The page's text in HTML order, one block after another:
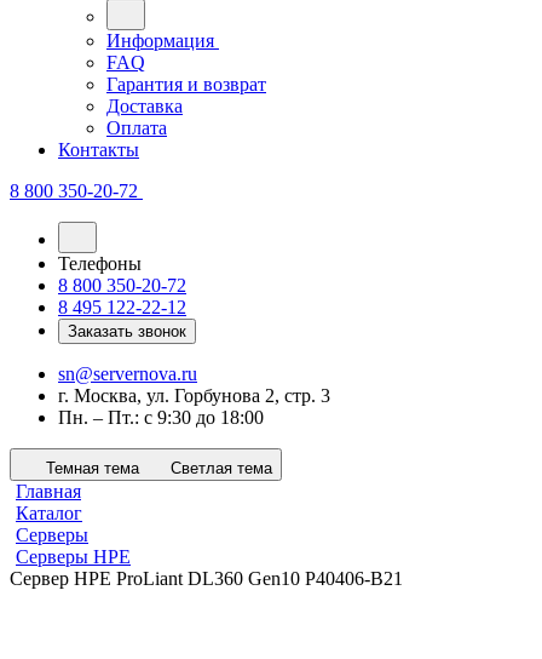
Информация
FAQ
Гарантия и возврат
Доставка
Оплата
Контакты
8 800 350-20-72
Телефоны
8 800 350-20-72
8 495 122-22-12
Заказать звонок
sn@servernova.ru
г. Москва, ул. Горбунова 2, стр. 3
Пн. – Пт.: с 9:30 до 18:00
Темная тема Светлая тема
Главная
Каталог
Серверы
Серверы HPE
Сервер HPE ProLiant DL360 Gen10 P40406-B21